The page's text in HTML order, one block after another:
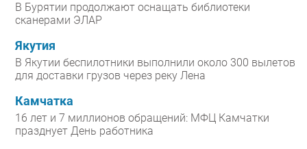
В Бурятии продолжают оснащать библиотеки
сканерами ЭЛАР
Якутия
В Якутии беспилотники выполнили около 300 вылетов
для доставки грузов через реку Лена
Камчатка
16 лет и 7 миллионов обращений: МФЦ Камчатки
празднует День работника